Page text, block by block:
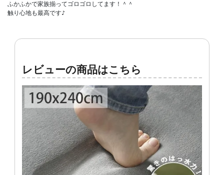
ふかふかで家族揃ってゴロゴロしてます！＾＾
触り心地も最高です♪
レビューの商品はこちら